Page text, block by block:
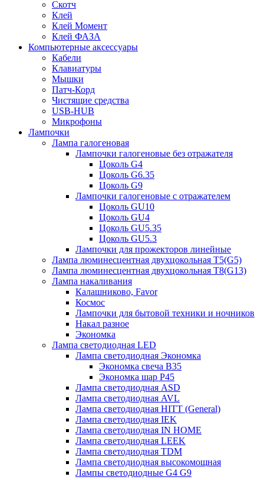
Скотч
Клей
Клей Момент
Клей ФАЗА
Компьютерные аксессуары
Кабели
Клавиатуры
Мышки
Патч-Корд
Чистящие средства
USB-HUB
Микрофоны
Лампочки
Лампа галогеновая
Лампочки галогеновые без отражателя
Цоколь G4
Цоколь G6.35
Цоколь G9
Лампочки галогеновые с отражателем
Цоколь GU10
Цоколь GU4
Цоколь GU5.35
Цоколь GU5.3
Лампочки для прожекторов линейные
Лампа люминесцентная двухцокольная Т5(G5)
Лампа люминесцентная двухцокольная Т8(G13)
Лампа накаливания
Калашниково, Favor
Космос
Лампочки для бытовой техники и ночников
Накал разное
Экономка
Лампа светодиодная LED
Лампа светодиодная Экономка
Экономка свеча B35
Экономка шар P45
Лампа светодиодная ASD
Лампа светодиодная AVL
Лампа светодиодная HITT (General)
Лампа светодиодная IEK
Лампа светодиодная IN HOME
Лампа светодиодная LEEK
Лампа светодиодная TDM
Лампа светодиодная высокомощная
Лампы светодиодные G4 G9